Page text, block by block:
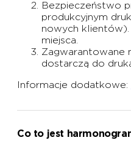
Bezpieczeństwo
produkcyjnym
nowych klientów).
miejsca.
Zagwarantowane
dostarczą do
Informacje dodatkowe:
Co to jest